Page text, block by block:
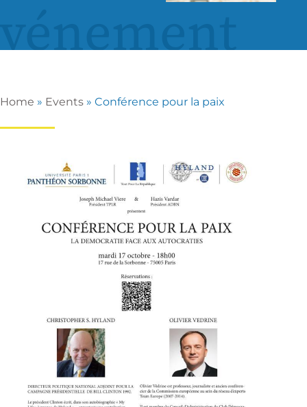
Home » Events » Conférence pour la paix